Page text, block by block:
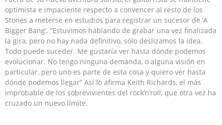
optimista e impaciente respecto a convencer al resto de los
Stones a meterse en estudios para registrar un sucesor de ‘A
Bigger Bang’. “Estuvimos hablando de grabar una vez finalizada
la gira, pero no hay nada definitivo, sólo deslizamos la idea.
Todo puede suceder. Me gustaría ver hasta dónde podemos
evolucionar. No tengo ninguna demanda, o alguna visión en
particular, pero uno es parte de esta cosa y quiero ver hasta
dónde podemos llegar” Así lo afirma Keith Richards, el más
improbable de los sobrevivientes del rock’n’roll, que otra vez ha
cruzado un nuevo límite.